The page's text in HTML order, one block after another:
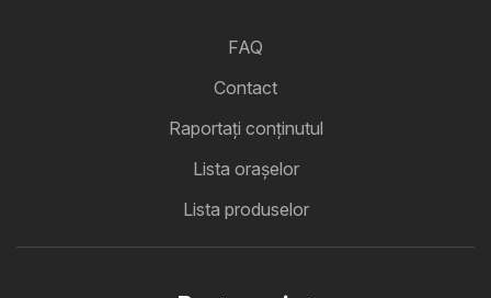
FAQ
Contact
Raportați conținutul
Lista oraşelor
Lista produselor